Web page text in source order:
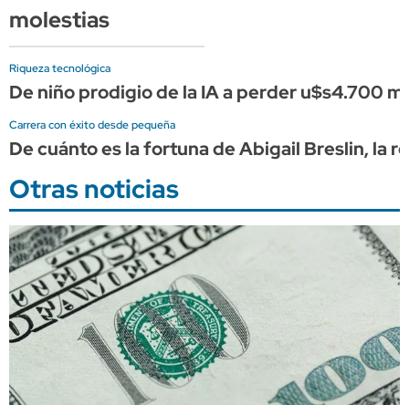
molestias
Riqueza tecnológica
De niño prodigio de la IA a perder u$s4.700
Carrera con éxito desde pequeña
De cuánto es la fortuna de Abigail Breslin, la
Otras noticias